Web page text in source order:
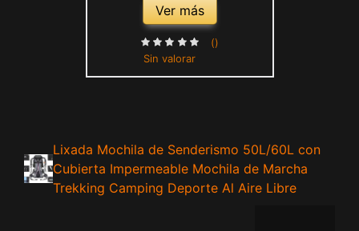
Ver más
Sin valorar
()
Lixada Mochila de Senderismo 50L/60L con
Cubierta Impermeable Mochila de Marcha
Trekking Camping Deporte Al Aire Libre